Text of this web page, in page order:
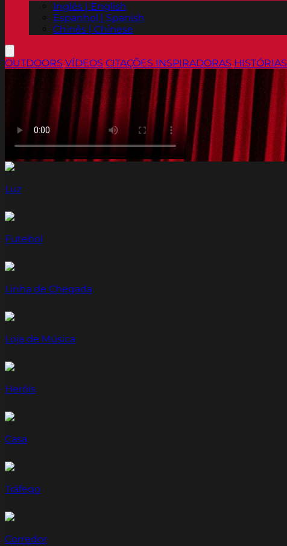
Inglés | English
Espanhol | Spanish
Chinês | Chinese
OUTDOORS VÍDEOS CITAÇÕES INSPIRADORAS HISTÓRIAS
Luz
Futebol
Linha de Chegada
Loja de Música
Heróis
Casa
Tráfego
Corredor